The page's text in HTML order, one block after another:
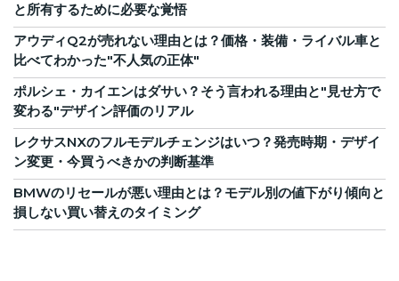
と所有するために必要な覚悟
アウディQ2が売れない理由とは？価格・装備・ライバル車と
比べてわかった"不人気の正体"
ポルシェ・カイエンはダサい？そう言われる理由と"見せ方で
変わる"デザイン評価のリアル
レクサスNXのフルモデルチェンジはいつ？発売時期・デザイ
ン変更・今買うべきかの判断基準
BMWのリセールが悪い理由とは？モデル別の値下がり傾向と
損しない買い替えのタイミング